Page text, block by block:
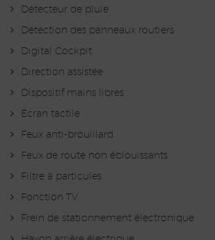
Détecteur de pluie
Détection des panneaux routiers
Digital Cockpit
Direction assistée
Dispositif mains libres
Écran tactile
Feux anti-brouillard
Feux de route non éblouissants
Filtre à particules
Fonction TV
Frein de stationnement électronique